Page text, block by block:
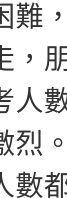
難
，
人
烈
數